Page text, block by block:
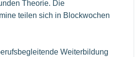
Theorie. Die
teilen sich in Blockwochen
Weiterbildung